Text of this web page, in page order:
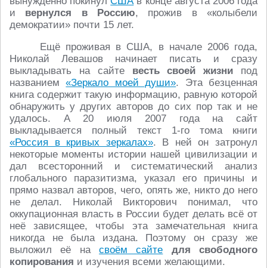
и вернулся в Россию, прожив в «колыбели
демократии» почти 15 лет.
Ещё проживая в США, в начале 2006 года,
Николай Левашов начинает писать и сразу
выкладывать на сайте весть своей жизни под
названием«Зеркало моей души». Эта безценная
книга содержит такую информацию, равную которой
обнаружить у других авторов до сих пор так и не
удалось. А 20 июля 2007 года на сайт
выкладывается полный текст 1-го тома книги
«Россия в кривых зеркалах». В ней он затронул
некоторые моменты истории нашей цивилизации и
дал всесторонний и систематический анализ
глобального паразитизма, указал его причины и
прямо назвал авторов, чего, опять же, никто до него
не делал. Николай Викторович понимал, что
оккупационная власть в России будет делать всё от
неё зависящее, чтобы эта замечательная книга
никогда не была издана. Поэтому он сразу же
выложил её на своём сайте
для свободного
копирования и изучения всеми желающими.